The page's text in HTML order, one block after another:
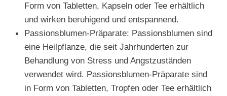
Form von Tabletten, Kapseln oder Tee erhältlich
und wirken beruhigend und entspannend.
Passionsblumen-Präparate: Passionsblumen sind
eine Heilpflanze, die seit Jahrhunderten zur
Behandlung von Stress und Angstzuständen
verwendet wird. Passionsblumen-Präparate sind
in Form von Tabletten, Tropfen oder Tee erhältlich